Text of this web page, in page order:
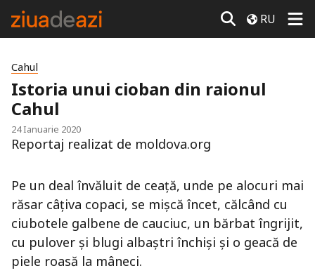
RU
Cahul
Istoria unui cioban din raionul
Cahul
24 Ianuarie 2020
Reportaj realizat de moldova.org
Pe un deal învăluit de ceață, unde pe alocuri mai
răsar câțiva copaci, se mișcă încet, călcând cu
ciubotele galbene de cauciuc, un bărbat îngrijit,
cu pulover și blugi albaștri închiși și o geacă de
piele roasă la mâneci.